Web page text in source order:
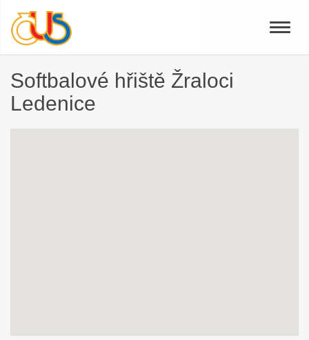
Toggle
Softbalové hřiště Žraloci
Ledenice